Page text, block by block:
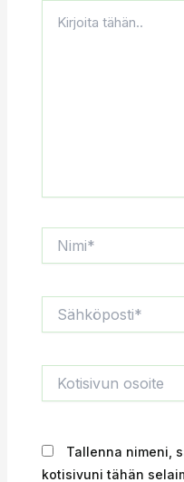
tähän..
osoite
Tallenna nimeni,
kotisivuni tähän